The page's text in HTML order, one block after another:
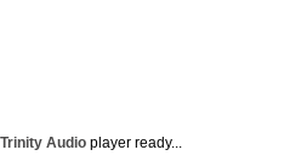
Trinity Audio player ready...